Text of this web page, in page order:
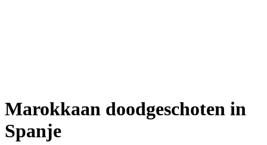
Marokkaan doodgeschoten in
Spanje